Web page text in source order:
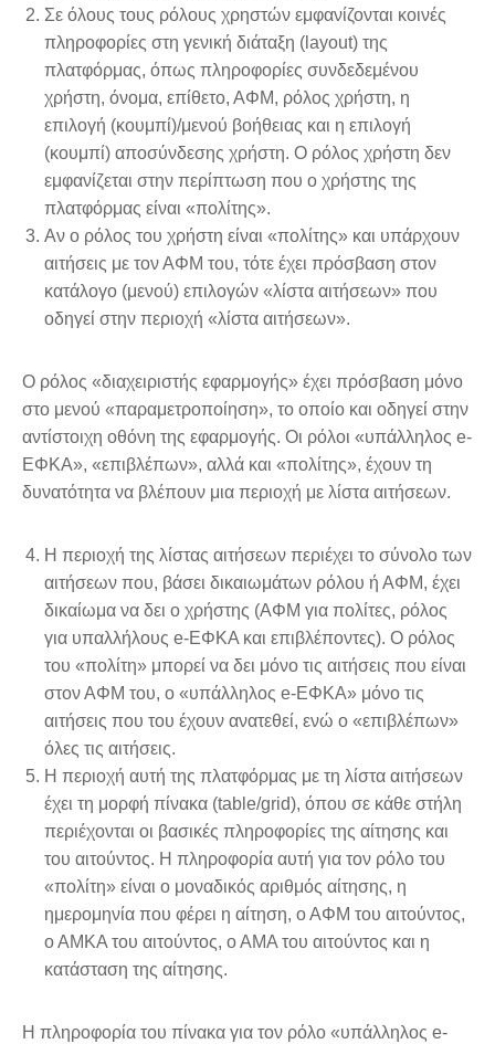
Σε όλους τους ρόλους χρηστών εμφανίζονται κοινές
πληροφορίες στη γενική διάταξη (layout) της
πλατφόρμας, όπως πληροφορίες συνδεδεμένου
χρήστη, όνομα, επίθετο, ΑΦΜ, ρόλος χρήστη, η
επιλογή (κουμπί)/μενού βοήθειας και η επιλογή
(κουμπί) αποσύνδεσης χρήστη. Ο ρόλος χρήστη δεν
εμφανίζεται στην περίπτωση που ο χρήστης της
πλατφόρμας είναι «πολίτης».
Αν ο ρόλος του χρήστη είναι «πολίτης» και υπάρχουν
αιτήσεις με τον ΑΦΜ του, τότε έχει πρόσβαση στον
κατάλογο (μενού) επιλογών «λίστα αιτήσεων» που
οδηγεί στην περιοχή «λίστα αιτήσεων».
Ο ρόλος «διαχειριστής εφαρμογής» έχει πρόσβαση μόνο
στο μενού «παραμετροποίηση», το οποίο και οδηγεί στην
αντίστοιχη οθόνη της εφαρμογής. Οι ρόλοι «υπάλληλος e-
ΕΦΚΑ», «επιβλέπων», αλλά και «πολίτης», έχουν τη
δυνατότητα να βλέπουν μια περιοχή με λίστα αιτήσεων.
Η περιοχή της λίστας αιτήσεων περιέχει το σύνολο των
αιτήσεων που, βάσει δικαιωμάτων ρόλου ή ΑΦΜ, έχει
δικαίωμα να δει ο χρήστης (ΑΦΜ για πολίτες, ρόλος
για υπαλλήλους e-ΕΦΚΑ και επιβλέποντες). Ο ρόλος
του «πολίτη» μπορεί να δει μόνο τις αιτήσεις που είναι
στον ΑΦΜ του, ο «υπάλληλος e-ΕΦΚΑ» μόνο τις
αιτήσεις που του έχουν ανατεθεί, ενώ ο «επιβλέπων»
όλες τις αιτήσεις.
Η περιοχή αυτή της πλατφόρμας με τη λίστα αιτήσεων
έχει τη μορφή πίνακα (table/grid), όπου σε κάθε στήλη
περιέχονται οι βασικές πληροφορίες της αίτησης και
του αιτούντος. Η πληροφορία αυτή για τον ρόλο του
«πολίτη» είναι ο μοναδικός αριθμός αίτησης, η
ημερομηνία που φέρει η αίτηση, ο ΑΦΜ του αιτούντος,
ο ΑΜΚΑ του αιτούντος, ο ΑΜΑ του αιτούντος και η
κατάσταση της αίτησης.
Η πληροφορία του πίνακα για τον ρόλο «υπάλληλος e-